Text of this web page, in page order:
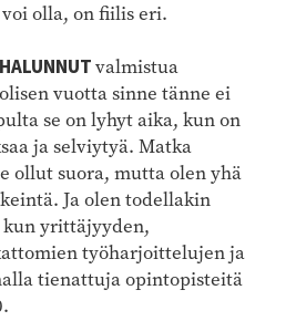
olla, on fiilis eri.
valmistua
vuotta sinne tänne ei
se on lyhyt aika, kun on
ja selviytyä. Matka
ollut suora, mutta olen yhä
Ja olen todellakin
yrittäjyyden,
työharjoittelujen ja
tienattuja opintopisteitä